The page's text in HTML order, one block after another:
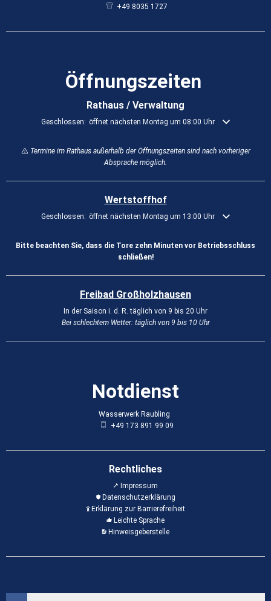
+49 8035 1727
Öffnungszeiten
Rathaus / Verwaltung
Klicken, um weitere Öffnungs- oder Schließzeiten auszublenden
Geschlossen: öffnet nächsten Montag um 08:00 Uhr
Termine im Rathaus außerhalb der Öffnungszeiten sind nach vorheriger
Absprache möglich.
Wertstoffhof
Klicken, um weitere Öffnungs- oder Schließzeiten auszublenden
Geschlossen: öffnet nächsten Montag um 13:00 Uhr
Bitte beachten Sie, dass die Tore zehn Minuten vor Betriebsschluss
schließen!
Freibad Großholzhausen
In der Saison i. d. R. täglich von 9 bis 20 Uhr
Bei schlechtem Wetter: täglich von 9 bis 10 Uhr
Notdienst
Wasserwerk Raubling
+49 173 891 99 09
Rechtliches
Impressum
Datenschutzerklärung
Erklärung zur Barrierefreiheit
Leichte Sprache
Hinweisgeberstelle